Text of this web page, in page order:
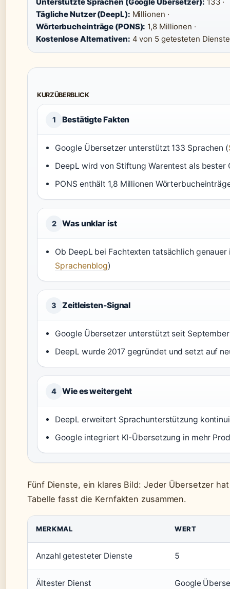
Tägliche Nutzer (DeepL): Millionen ·
Wörterbucheinträge (PONS): 1,8 Millionen ·
Kostenlose Alternativen: 4 von 5 getesteten
KURZÜBERBLICK
1 Bestätigte Fakten
Google Übersetzer unterstützt 133 Sprachen (
DeepL wird von Stiftung Warentest als
PONS enthält 1,8 Millionen
2 Was unklar ist
Ob DeepL bei Fachtexten tatsächlich
Sprachenblog)
3 Zeitleisten-Signal
Google Übersetzer unterstützt seit
DeepL wurde 2017 gegründet und setzt auf
4 Wie es weitergeht
DeepL erweitert Sprachunterstützung
Google integriert KI-Übersetzung in mehr
Fünf Dienste, ein klares Bild: Jeder Übersetzer
Tabelle fasst die Kernfakten zusammen.
MERKMAL WERT
Anzahl getesteter Dienste 5
Ältester Dienst Google